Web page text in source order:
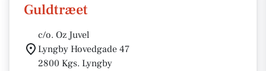
Guldtræet
c/o. Oz Juvel
Lyngby Hovedgade 47
2800 Kgs. Lyngby